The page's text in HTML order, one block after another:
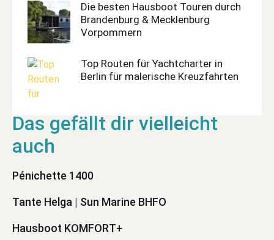
Die besten Hausboot Touren durch
Brandenburg & Mecklenburg
Vorpommern
Top Routen für Yachtcharter in
Berlin für malerische Kreuzfahrten
Pénichette 1400
Tante Helga | Sun Marine BHFO
Hausboot KOMFORT+